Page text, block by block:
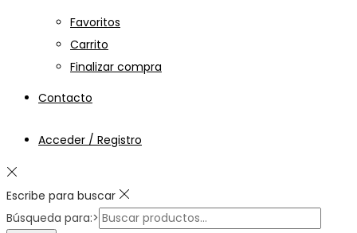
Favoritos
Carrito
Finalizar compra
Contacto
Acceder / Registro
Escribe para buscar
Búsqueda para:>